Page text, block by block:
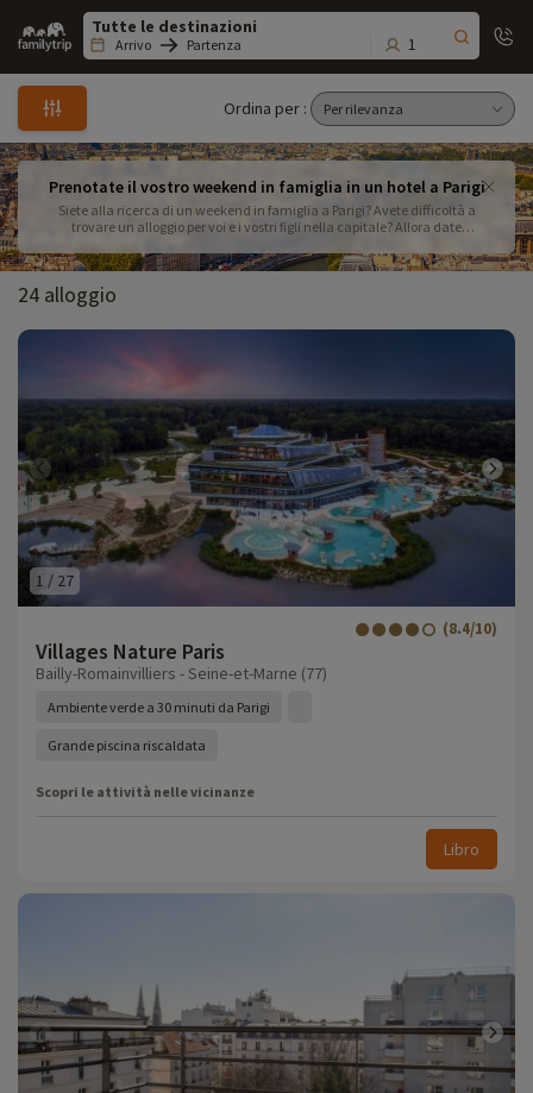
Family
trip
Arrivo Partenza 1
Ordina per :
Prenotate il vostro weekend in famiglia in un hotel a Parigi
Siete alla ricerca di un weekend in famiglia a Parigi? Avete difficoltà a
trovare un alloggio per voi e i vostri figli nella capitale? Allora date
familiari o camere comunicanti a Parigi e dintorni (periferia, aeroporto,
Versailles, Rambouillet...) qui sotto, con un'ampia scelta che va dagli hotel
economici per famiglie a Parigi agli hotel di lusso a Parigi con bambini,
24 alloggio
1 / 27
Villages Nature Paris
(8.4/10)
Bailly-Romainvilliers - Seine-et-Marne (77)
Ambiente verde a 30 minuti da Parigi
Grande piscina riscaldata
Scopri le attività nelle vicinanze
Libro